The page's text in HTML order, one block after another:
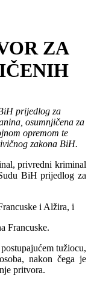
ZA
prijedlog za
osumnjičena za
opremom te
zakona BiH.
privredni kriminal
BiH prijedlog za
i Alžira, i
Francuske.
tužiocu,
nakon čega je
pritvora.